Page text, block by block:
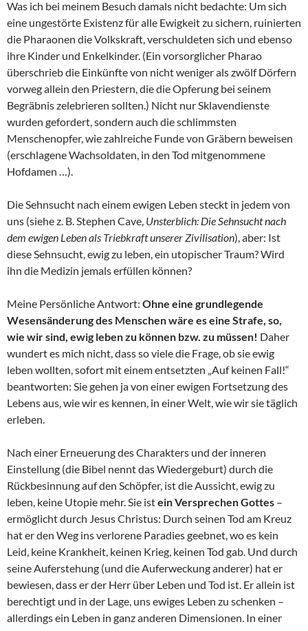
Was ich bei meinem Besuch damals nicht bedachte: Um sich
eine ungestörte Existenz für alle Ewigkeit zu sichern, ruinierten
die Pharaonen die Volkskraft, verschuldeten sich und ebenso
ihre Kinder und Enkelkinder. (Ein vorsorglicher Pharao
überschrieb die Einkünfte von nicht weniger als zwölf Dörfern
vorweg allein den Priestern, die die Opferung bei seinem
Begräbnis zelebrieren sollten.) Nicht nur Sklavendienste
wurden gefordert, sondern auch die schlimmsten
Menschenopfer, wie zahlreiche Funde von Gräbern beweisen
(erschlagene Wachsoldaten, in den Tod mitgenommene
Hofdamen …).
Die Sehnsucht nach einem ewigen Leben steckt in jedem von
uns (siehe z. B. Stephen Cave, Unsterblich: Die Sehnsucht nach
dem ewigen Leben als Triebkraft unserer Zivilisation), aber: Ist
diese Sehnsucht, ewig zu leben, ein utopischer Traum? Wird
ihn die Medizin jemals erfüllen können?
Meine Persönliche Antwort: Ohne eine grundlegende
Wesensänderung des Menschen wäre es eine Strafe, so,
wie wir sind, ewig leben zu können bzw. zu müssen! Daher
wundert es mich nicht, dass so viele die Frage, ob sie ewig
leben wollten, sofort mit einem entsetzten „Auf keinen Fall!“
beantworten: Sie gehen ja von einer ewigen Fortsetzung des
Lebens aus, wie wir es kennen, in einer Welt, wie wir sie täglich
erleben.
Nach einer Erneuerung des Charakters und der inneren
Einstellung (die Bibel nennt das Wiedergeburt) durch die
Rückbesinnung auf den Schöpfer, ist die Aussicht, ewig zu
leben, keine Utopie mehr. Sie istein Versprechen Gottes –
ermöglicht durch Jesus Christus: Durch seinen Tod am Kreuz
hat er den Weg ins verlorene Paradies geebnet, wo es kein
Leid, keine Krankheit, keinen Krieg, keinen Tod gab. Und durch
seine Auferstehung (und die Auferweckung anderer) hat er
bewiesen, dass er der Herr über Leben und Tod ist. Er allein ist
berechtigt und in der Lage, uns ewiges Leben zu schenken –
allerdings ein Leben in ganz anderen Dimensionen. In einer